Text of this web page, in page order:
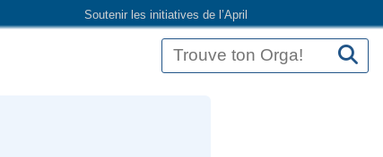
Soutenir les initiatives de l’April